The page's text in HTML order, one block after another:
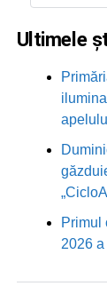
Ultimele
Primul
2026